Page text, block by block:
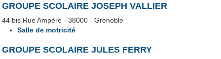
GROUPE SCOLAIRE JOSEPH VALLIER
44 bis Rue Ampère - 38000 - Grenoble
Salle de motricité
GROUPE SCOLAIRE JULES FERRY